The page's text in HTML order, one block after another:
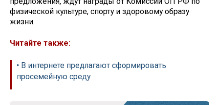
физической культуре, спорту и здоровому образу
жизни.
Читайте также:
• В интернете предлагают сформировать
просемейную среду